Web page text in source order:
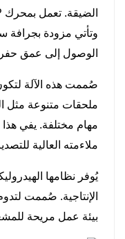
الوصول إلى عمق حفر يصل
صُممت هذه الآلة
ملحقات متنوعة مثل
مهام مختلفة. يفي هذا
ملاءمته العالية
يُوفر نظامها
الإنتاجية. صُممت
بيئة عمل مريحة